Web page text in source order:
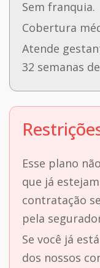
Sem franquia.
Cobertura
Atende
32 semanas
Esse plano
que já
contratação
pela
Se você já
dos nossos